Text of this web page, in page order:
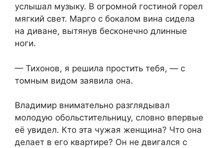
услышал музыку. В огромной гостиной горел
мягкий свет. Марго с бокалом вина сидела
на диване, вытянув бесконечно длинные
ноги.
— Тихонов, я решила простить тебя, — с
томным видом заявила она.
Владимир внимательно разглядывал
молодую обольстительницу, словно впервые
её увидел. Кто эта чужая женщина? Что она
делает в его квартире? Он не двигался с